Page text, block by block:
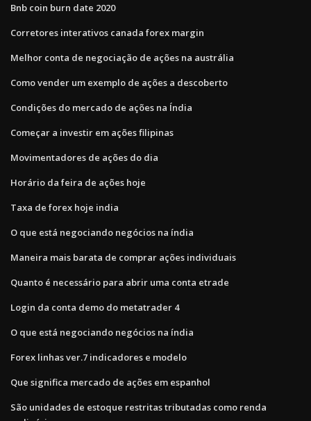
Bnb coin burn date 2020
Corretores interativos canada forex margin
Melhor conta de negociação de ações na austrália
Como vender um exemplo de ações a descoberto
Condições do mercado de ações na Índia
Começar a investir em ações filipinas
Movimentadores de ações do dia
Horário da feira de ações hoje
Taxa de forex hoje india
O que está negociando negócios na índia
Maneira mais barata de comprar ações individuais
Quanto é necessário para abrir uma conta etrade
Login da conta demo do metatrader 4
O que está negociando negócios na índia
Forex linhas ver.7 indicadores e modelo
Que significa mercado de ações em espanhol
São unidades de estoque restritas tributadas como renda